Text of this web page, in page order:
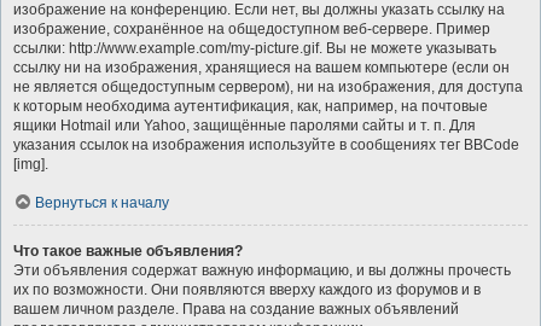
изображение на конференцию. Если нет, вы должны указать ссылку на
изображение, сохранённое на общедоступном веб-сервере. Пример
ссылки: http://www.example.com/my-picture.gif. Вы не можете указывать
ссылку ни на изображения, хранящиеся на вашем компьютере (если он
не является общедоступным сервером), ни на изображения, для доступа
к которым необходима аутентификация, как, например, на почтовые
ящики Hotmail или Yahoo, защищённые паролями сайты и т. п. Для
указания ссылок на изображения используйте в сообщениях тег BBCode
[img].
Вернуться к началу
Что такое важные объявления?
Эти объявления содержат важную информацию, и вы должны прочесть
их по возможности. Они появляются вверху каждого из форумов и в
вашем личном разделе. Права на создание важных объявлений